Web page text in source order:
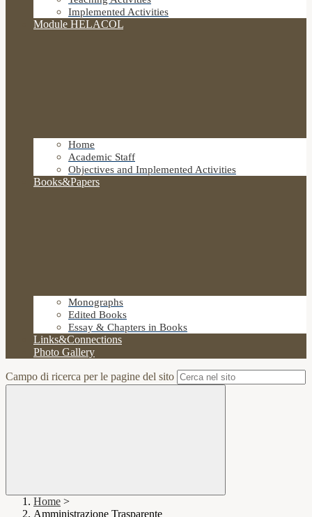
Implemented Activities
Module HELACOL
Home
Academic Staff
Objectives and Implemented Activities
Books&Papers
Monographs
Edited Books
Essay & Chapters in Books
Links&Connections
Photo Gallery
Campo di ricerca per le pagine del sito
Home >
Amministrazione Trasparente